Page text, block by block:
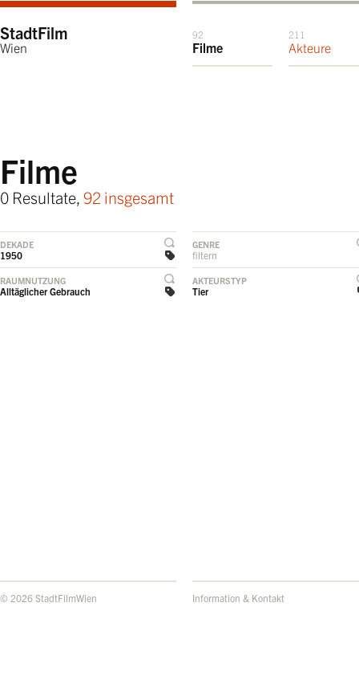
StadtFilm
Wien
92
Filme
211
Akteure
Filme
0 Resultate, 92 insgesamt
DEKADE
1950
GENRE
filtern
RAUMNUTZUNG
Alltäglicher Gebrauch
AKTEURSTYP
Tier
© 2026 StadtFilmWien Information & Kontakt